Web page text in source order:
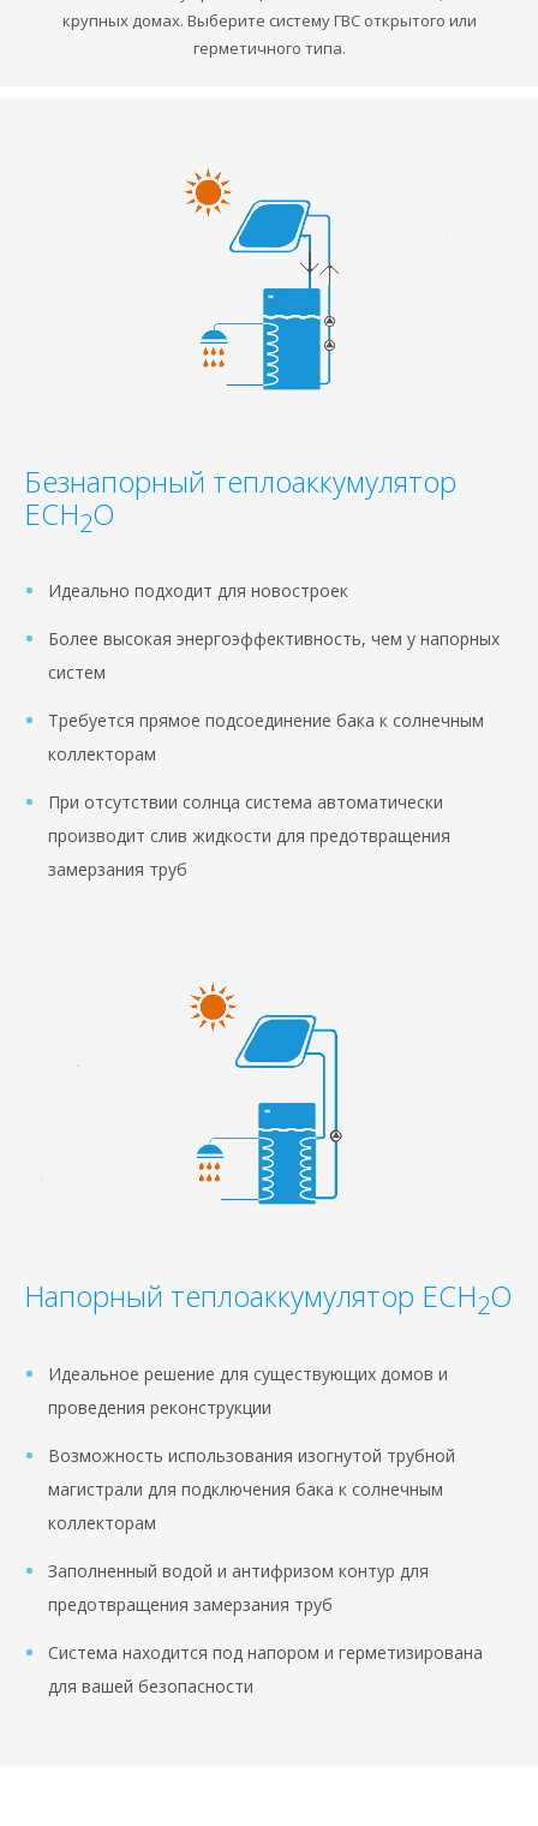
крупных домах. Выберите систему ГВС открытого или
герметичного типа.
Безнапорный теплоаккумулятор
ECH2O
Идеально подходит для новостроек
Более высокая энергоэффективность, чем у напорных
систем
Требуется прямое подсоединение бака к солнечным
коллекторам
При отсутствии солнца система автоматически
производит слив жидкости для предотвращения
замерзания труб
Напорный теплоаккумулятор ECH2O
Идеальное решение для существующих домов и
проведения реконструкции
Возможность использования изогнутой трубной
магистрали для подключения бака к солнечным
коллекторам
Заполненный водой и антифризом контур для
предотвращения замерзания труб
Система находится под напором и герметизирована
для вашей безопасности